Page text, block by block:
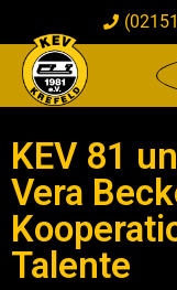
KEV 81
Vera
Talente